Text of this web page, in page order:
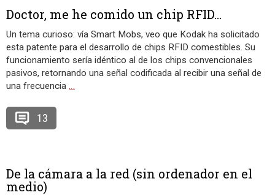
Doctor, me he comido un chip RFID…
Un tema curioso: vía Smart Mobs, veo que Kodak ha solicitado
esta patente para el desarrollo de chips RFID comestibles. Su
funcionamiento sería idéntico al de los chips convencionales
pasivos, retornando una señal codificada al recibir una señal de
una frecuencia …
13
De la cámara a la red (sin ordenador en el
medio)